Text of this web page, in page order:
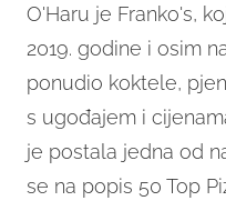
O'Haru je Franko's,
2019. godine i osim
ponudio koktele,
s ugođajem i
je postala jedna od
se na popis 50 Top